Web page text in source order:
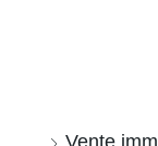
Vente